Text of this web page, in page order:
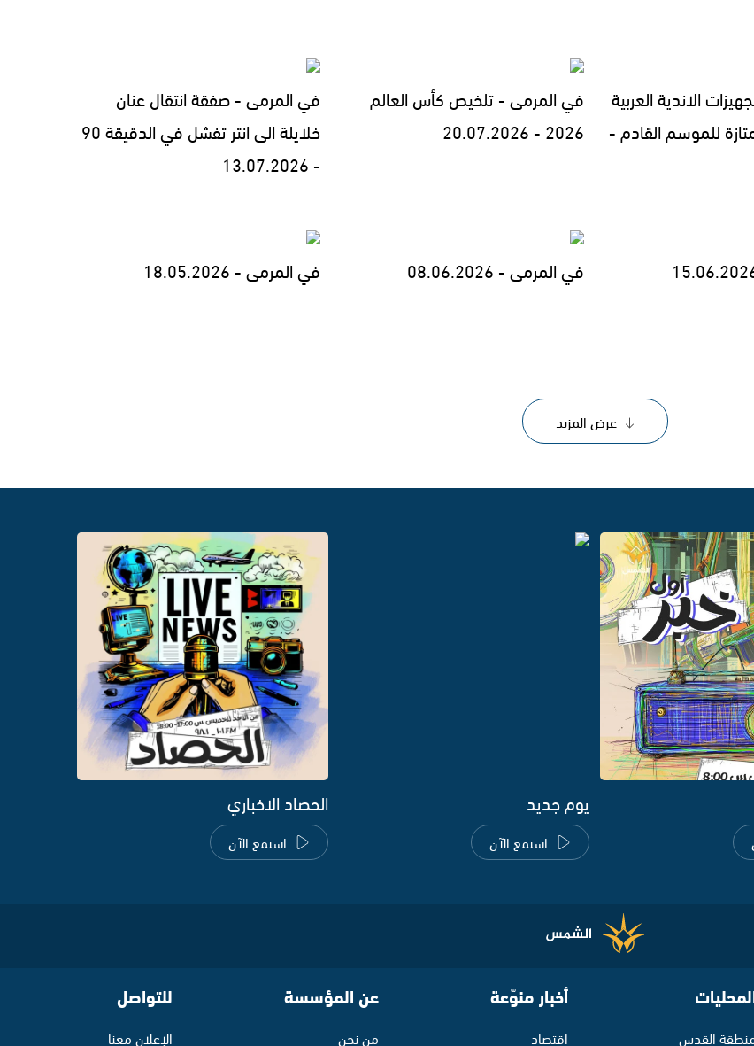
الاندية العربية
للموسم القادم -
في المرمى - تلخيص كأس العالم
2026 - 20.07.2026
في المرمى - صفقة انتقال عنان
خلايلة الى انتر تفشل في الدقيقة 90
- 13.07.2026
في المرمى - 08.06.2026 في المرمى - 18.05.2026
عرض المزيد
يوم جديد
استمع الآن
الحصاد الاخباري
استمع الآن
القدس
أخبار منوّعة
اقتصاد
عن المؤسسة
من نحن
للتواصل
الإعلان معنا